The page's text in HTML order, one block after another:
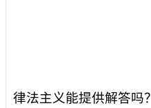
律法主义能提供解答吗？